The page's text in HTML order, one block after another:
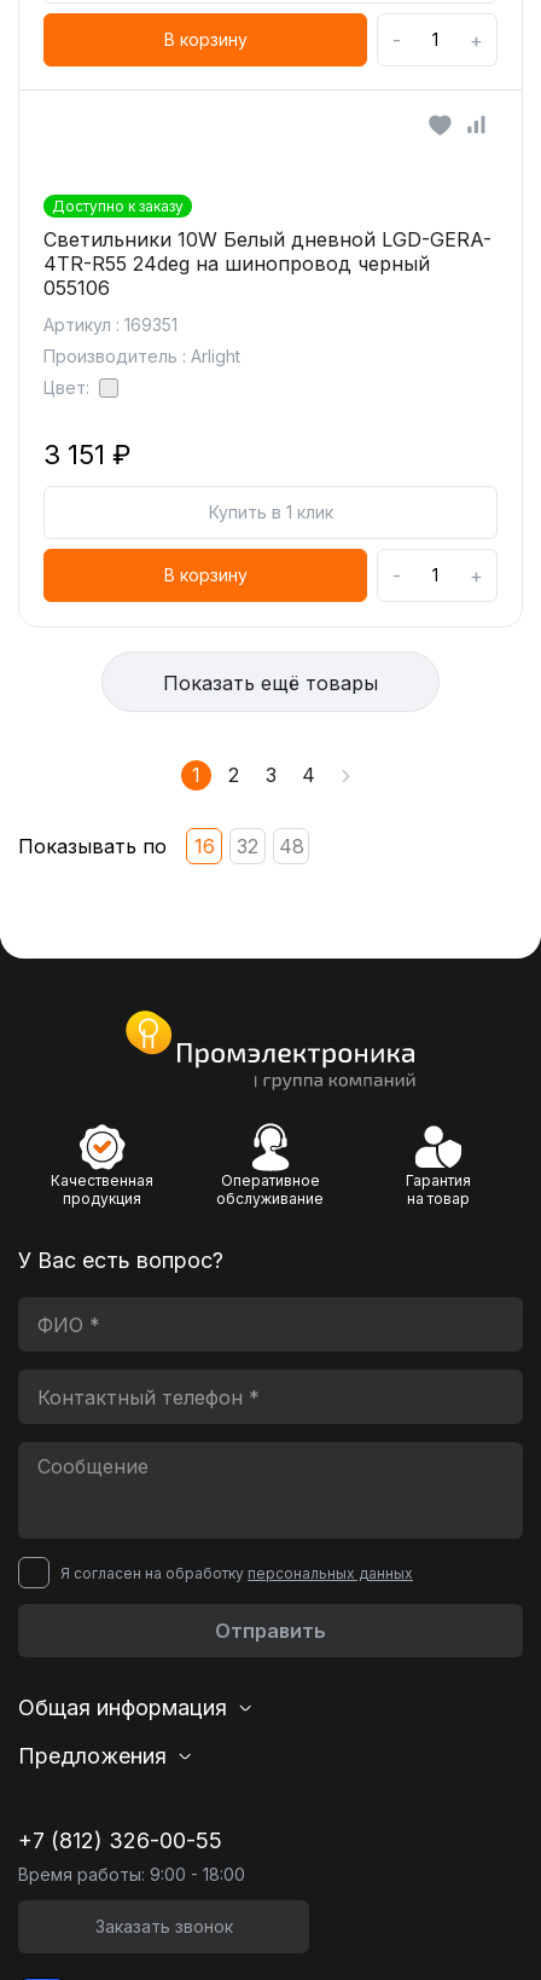
В корзину - +
Доступно к заказу
Светильники 10W Белый дневной LGD-GERA-
4TR-R55 24deg на шинопровод черный
055106
Артикул : 169351
Производитель : Arlight
Цвет:
3 151 ₽
Купить в 1 клик
В корзину - +
Показать ещё товары
1 2 3 4
Показывать по 16 32 48
Качественная
продукция
Оперативное
обслуживание
Гарантия
на товар
У Вас есть вопрос?
Я согласен на обработку персональных данных
Отправить
Общая информация
Предложения
+7 (812) 326-00-55
Время работы: 9:00 - 18:00
Заказать звонок